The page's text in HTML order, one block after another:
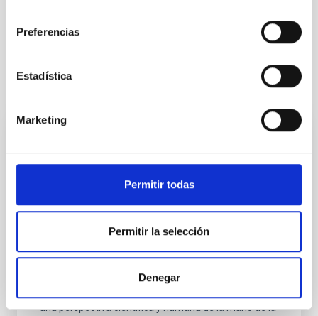
Preferencias
Estadística
Marketing
Permitir todas
Permitir la selección
Denegar
Comité Científico Internacional
El IAC participa en una reflexión entre la
conexión entre el cielo y la naturaleza con
motivo del 8M en el Museo de la Ciencia y
Con motivo del Día Internacional de la Mujer, que se
conmemora ese 8M, el Instituto de Astrofísica de
Canarias (IAC) participa en una iniciativa que invita a
una perspectiva científica y humana de la mano de la